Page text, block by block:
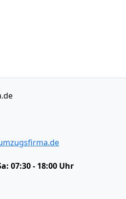
07:30 - 18:00 Uhr